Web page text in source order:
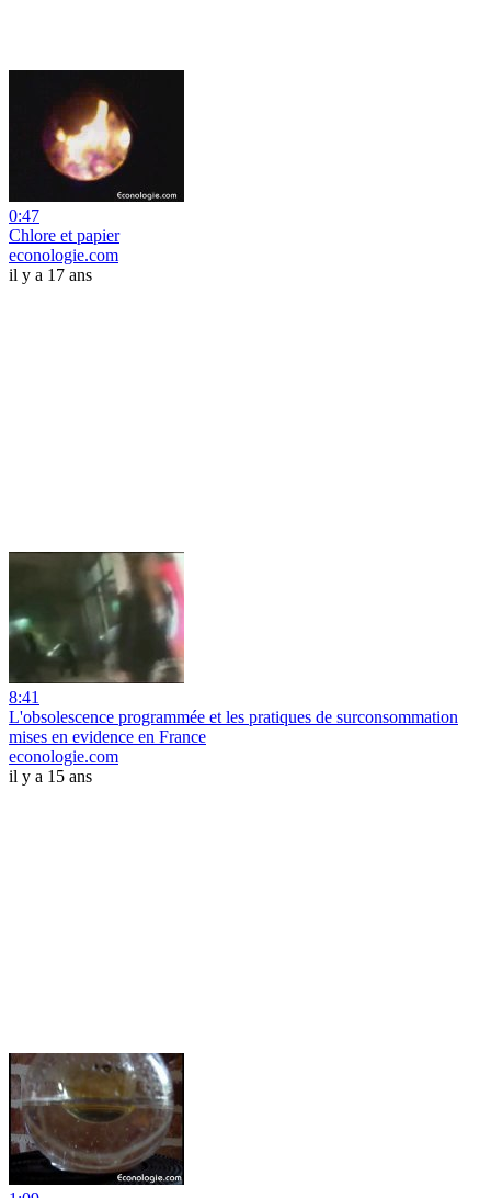
0:47
Chlore et papier
econologie.com
il y a 17 ans
8:41
L'obsolescence programmée et les pratiques de surconsommation
mises en evidence en France
econologie.com
il y a 15 ans